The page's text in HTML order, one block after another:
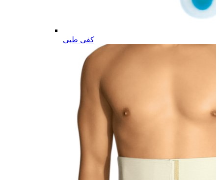
کفی طبی